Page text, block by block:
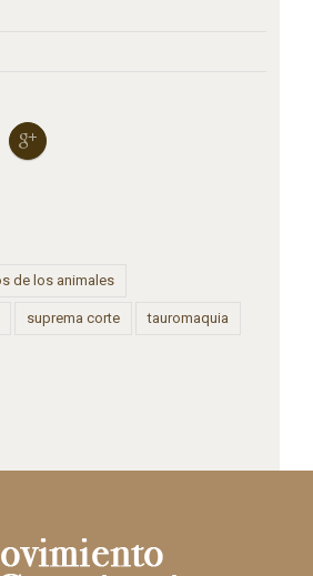
de los animales
suprema corte tauromaquia